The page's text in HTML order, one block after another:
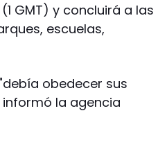
GMT) y concluirá a las
escuelas,
obedecer sus
la agencia